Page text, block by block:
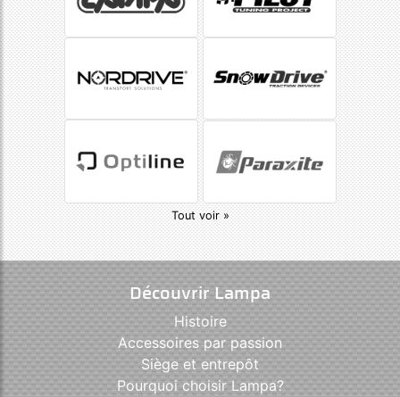
Tout voir »
Découvrir Lampa
Histoire
Accessoires par passion
Siège et entrepôt
Pourquoi choisir Lampa?